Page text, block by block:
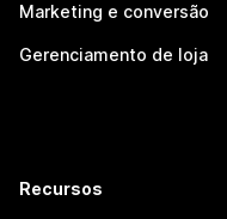
Marketing e conversão
Gerenciamento de loja
Recursos